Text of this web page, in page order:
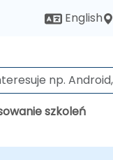
English
szkoleń